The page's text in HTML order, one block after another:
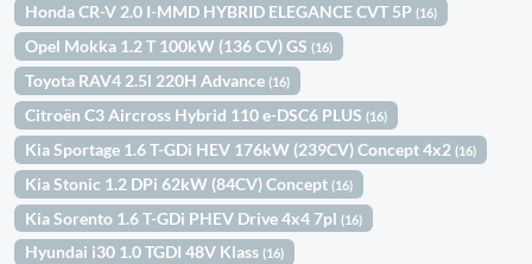
Honda CR-V 2.0 I-MMD HYBRID ELEGANCE CVT 5P(16)
Opel Mokka 1.2 T 100kW (136 CV) GS(16)
Toyota RAV4 2.5l 220H Advance(16)
Citroën C3 Aircross Hybrid 110 e-DSC6 PLUS(16)
Kia Sportage 1.6 T-GDi HEV 176kW (239CV) Concept 4x2(16)
Kia Stonic 1.2 DPi 62kW (84CV) Concept(16)
Kia Sorento 1.6 T-GDi PHEV Drive 4x4 7pl(16)
Hyundai i30 1.0 TGDI 48V Klass(16)